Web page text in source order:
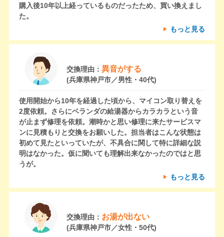
購入後10年以上経っているものだったため、買い換えまし
た。
もっと見る
交換理由： 異音がする
(兵庫県神戸市／男性・40代)
使用開始から10年を経過した頃から、マイコン取り替えを
2度依頼。さらにベランダの給湯器からカラカラという音
が止まず修理を依頼。潮時かと思い修理に来たサービスマ
ンに見積もりと交換をお願いした。担当者はこんな状態は
初めて見たといっていたが、不具合に関して特に詳細な説
明はなかった。仮に聞いても理解出来なかったのではと思
うが。
もっと見る
交換理由： お湯が出ない
(兵庫県神戸市／女性・50代)